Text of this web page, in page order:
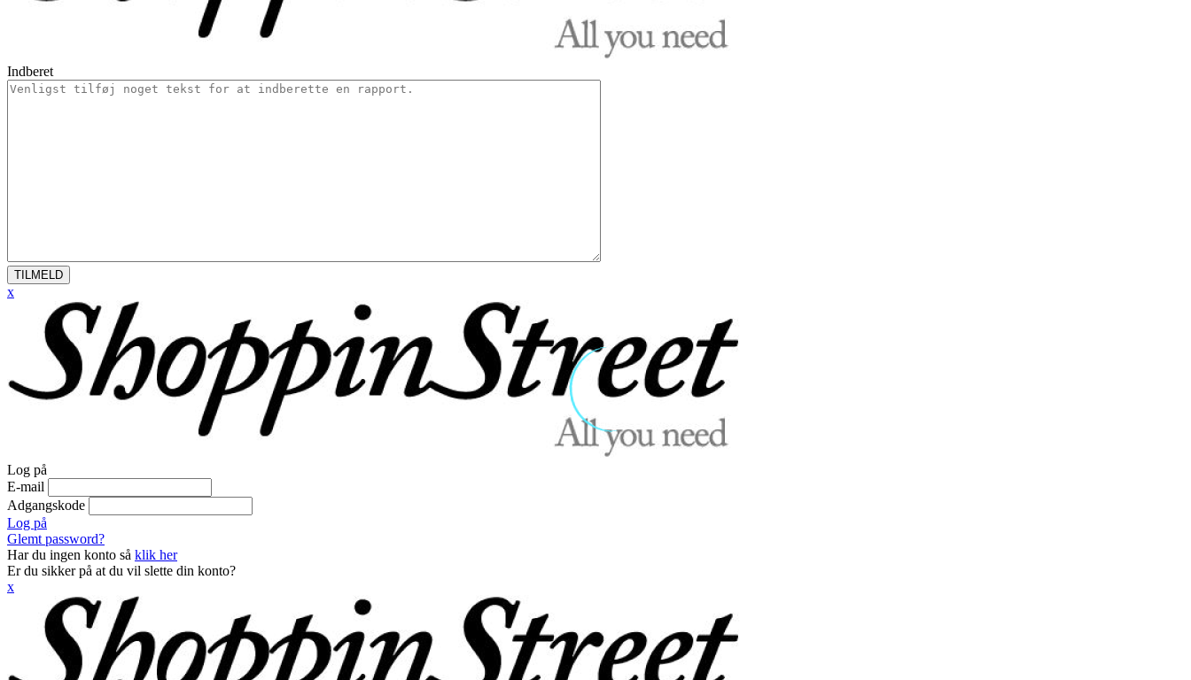
Indberet
TILMELD
x
Log på
E-mail
Adgangskode
Log på
Glemt password?
Har du ingen konto så klik her
Er du sikker på at du vil slette din konto?
x